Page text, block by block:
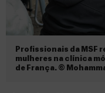
Profissionais da MSF
mulheres na clínica
de França. ©